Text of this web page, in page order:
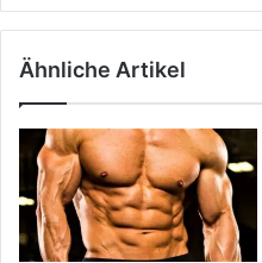
Ähnliche Artikel